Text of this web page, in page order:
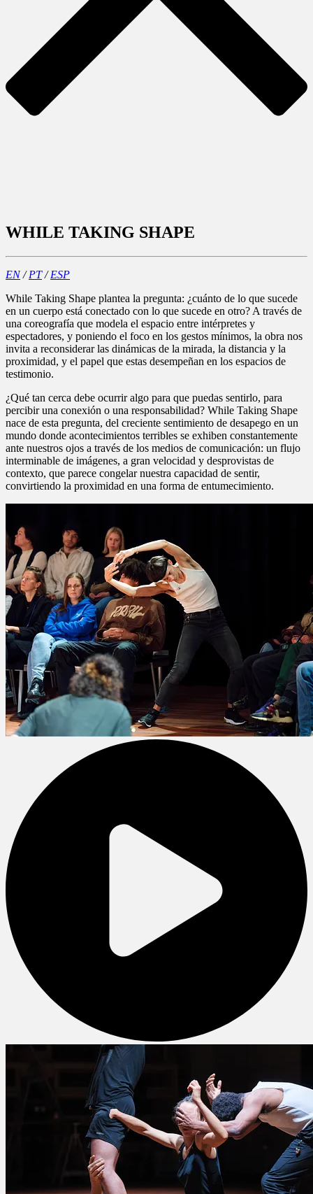
WHILE TAKING SHAPE
EN/PT/ESP
While Taking Shape plantea la pregunta: ¿cuánto de lo que sucede
en un cuerpo está conectado con lo que sucede en otro? A través de
una coreografía que modela el espacio entre intérpretes y
espectadores, y poniendo el foco en los gestos mínimos, la obra nos
invita a reconsiderar las dinámicas de la mirada, la distancia y la
proximidad, y el papel que estas desempeñan en los espacios de
testimonio.
¿Qué tan cerca debe ocurrir algo para que puedas sentirlo, para
percibir una conexión o una responsabilidad? While Taking Shape
nace de esta pregunta, del creciente sentimiento de desapego en un
mundo donde acontecimientos terribles se exhiben constantemente
ante nuestros ojos a través de los medios de comunicación: un flujo
interminable de imágenes, a gran velocidad y desprovistas de
contexto, que parece congelar nuestra capacidad de sentir,
convirtiendo la proximidad en una forma de entumecimiento.